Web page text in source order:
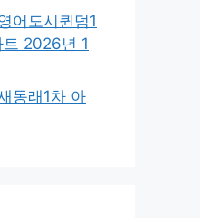
어도시퀸덤1
2026년 1
동래1차 아